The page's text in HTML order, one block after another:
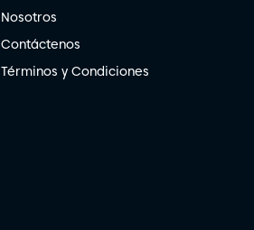
Nosotros
Contáctenos
Términos y Condiciones